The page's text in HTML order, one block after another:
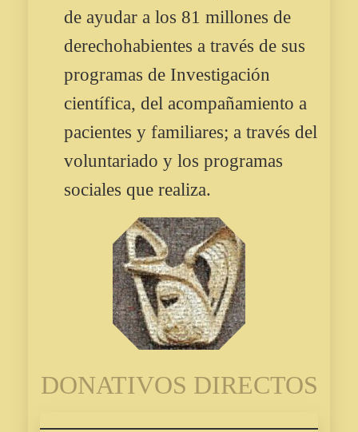
de ayudar a los 81 millones de
derechohabientes a través de sus
programas de Investigación
científica, del acompañamiento a
pacientes y familiares; a través del
voluntariado y los programas
sociales que realiza.
DONATIVOS DIRECTOS